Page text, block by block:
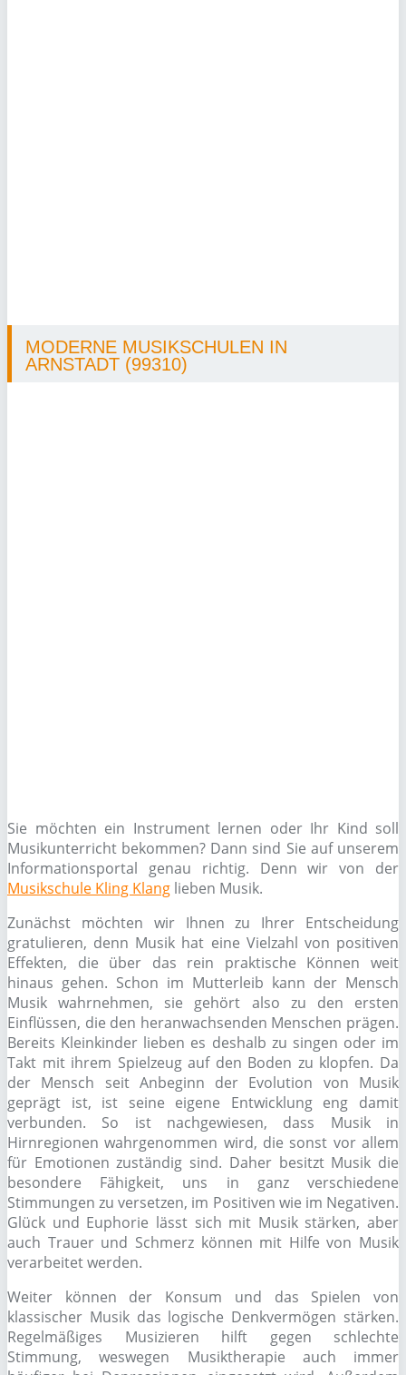
MODERNE MUSIKSCHULEN IN
ARNSTADT (99310)
Sie möchten ein Instrument lernen oder Ihr Kind soll
Musikunterricht bekommen? Dann sind Sie auf unserem
Informationsportal genau richtig. Denn wir von der
Musikschule Kling Klang lieben Musik.
Zunächst möchten wir Ihnen zu Ihrer Entscheidung
gratulieren, denn Musik hat eine Vielzahl von positiven
Effekten, die über das rein praktische Können weit
hinaus gehen. Schon im Mutterleib kann der Mensch
Musik wahrnehmen, sie gehört also zu den ersten
Einflüssen, die den heranwachsenden Menschen prägen.
Bereits Kleinkinder lieben es deshalb zu singen oder im
Takt mit ihrem Spielzeug auf den Boden zu klopfen. Da
der Mensch seit Anbeginn der Evolution von Musik
geprägt ist, ist seine eigene Entwicklung eng damit
verbunden. So ist nachgewiesen, dass Musik in
Hirnregionen wahrgenommen wird, die sonst vor allem
für Emotionen zuständig sind. Daher besitzt Musik die
besondere Fähigkeit, uns in ganz verschiedene
Stimmungen zu versetzen, im Positiven wie im Negativen.
Glück und Euphorie lässt sich mit Musik stärken, aber
auch Trauer und Schmerz können mit Hilfe von Musik
verarbeitet werden.
Weiter können der Konsum und das Spielen von
klassischer Musik das logische Denkvermögen stärken.
Regelmäßiges Musizieren hilft gegen schlechte
Stimmung, weswegen Musiktherapie auch immer